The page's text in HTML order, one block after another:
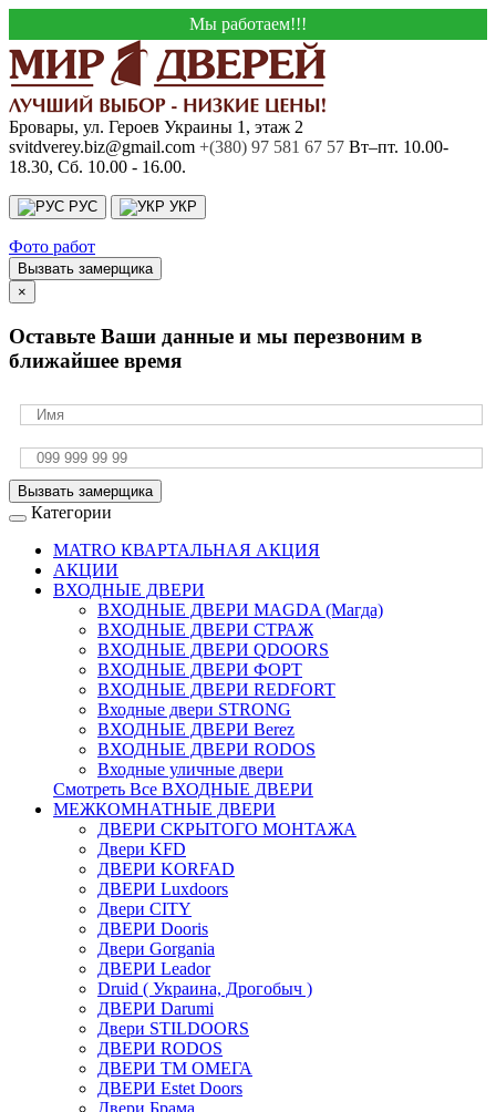
Мы работаем!!!
Бровары, ул. Героев Украины 1, этаж 2
svitdverey.biz@gmail.com +(380) 97 581 67 57 Вт–пт. 10.00-
18.30, Сб. 10.00 - 16.00.
РУС УКР
Фото работ
Вызвать замерщика
×
Оставьте Ваши данные и мы перезвоним в
ближайшее время
Вызвать замерщика
Категории
MATRO КВАРТАЛЬНАЯ АКЦИЯ
АКЦИИ
ВХОДНЫЕ ДВЕРИ
ВХОДНЫЕ ДВЕРИ МAGDA (Магда)
ВХОДНЫЕ ДВЕРИ СТРАЖ
ВХОДНЫЕ ДВЕРИ QDOORS
ВХОДНЫЕ ДВЕРИ ФОРТ
ВХОДНЫЕ ДВЕРИ REDFORT
Входные двери STRONG
ВХОДНЫЕ ДВЕРИ Berez
ВХОДНЫЕ ДВЕРИ RODOS
Входные уличные двери
Смотреть Все ВХОДНЫЕ ДВЕРИ
МЕЖКОМНАТНЫЕ ДВЕРИ
ДВЕРИ СКРЫТОГО МОНТАЖА
Двери KFD
ДВЕРИ KORFAD
ДВЕРИ Luxdoors
Двери CITY
ДВЕРИ Dooris
Двери Gorgania
ДВЕРИ Leador
Druid ( Украина, Дрогобыч )
ДВЕРИ Darumi
Двери STILDOORS
ДВЕРИ RODOS
ДВЕРИ ТМ ОМЕГА
ДВЕРИ Estet Doors